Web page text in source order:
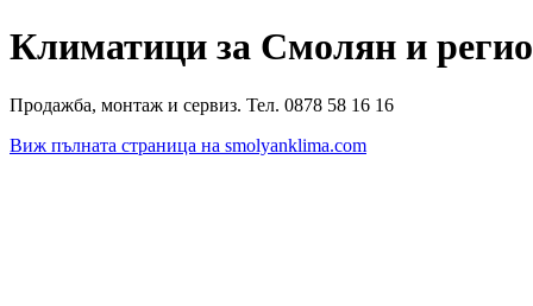
Климатици за Смолян и
Продажба, монтаж и сервиз. Тел. 0878 58 16 16
Виж пълната страница на smolyanklima.com